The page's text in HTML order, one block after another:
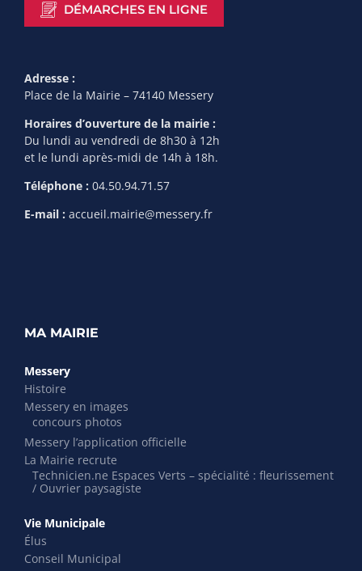
DÉMARCHES EN LIGNE
Adresse :
Place de la Mairie – 74140 Messery
Horaires d’ouverture de la mairie :
Du lundi au vendredi de 8h30 à 12h
et le lundi après-midi de 14h à 18h.
Téléphone : 04.50.94.71.57
E-mail : accueil.mairie@messery.fr
MA MAIRIE
Messery
Histoire
Messery en images
concours photos
Messery l’application officielle
La Mairie recrute
Technicien.ne Espaces Verts – spécialité : fleurissement
/ Ouvrier paysagiste
Vie Municipale
Élus
Conseil Municipal